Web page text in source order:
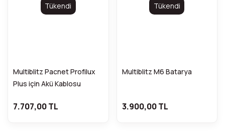
Tükendi
Multiblitz Pacnet Profilux
Plus için Akü Kablosu
7.707,00 TL
Tükendi
Multiblitz M6 Batarya
3.900,00 TL